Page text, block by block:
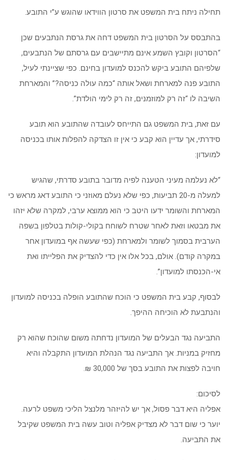
תחילה ניתח בית המשפט את סרטון הווידאו שהוגש ע”י התובע.
בהתבסס על הסרטון בית המשפט דחה את גרסת הנתבעים שכן
“הסרטון וקובץ השמע אינם מתיישבים עם גרסתם של הנתבעים,
שלפיהם התובע ביקש להכנס למועדון בחינם. כפי שציינתי לעיל,
התובע פנה למארחת ושאל אותה “כמה עולה כניסה?” והמארחת
השיבה לו “זה רק למוזמנים, זה רק לימי הולדת”.
עם זאת, בית המשפט גם התייחס לעובדה שהתובע הוא תובע
סידרתי, אך עדיין הוא קבע כי אין זו הצדקה להפלות אותו בכניסה
למועדון:
“לא נעלמה מעיני הטענה לפיה מדובר בתובע סדרתי, שהגיש
למעלה מ-20 תביעות, כפי שלא נעלם מאוזני כי התובע דאג מראש כי
המארחת והשומר ידעו היטב כי הוא ממוצא ערבי, למקרה שלא יזהו
את מבטאו וזאת לאחר שטרח לשוחח בקולי-קולות בטלפון בשפה
הערבית בסמוך לשומר ולמארחת (כפי שעשה אף במועדון אחר
במקרה קודם). אולם, בכל אלו אין כדי להצדיק את הפלייתו ואת
אי-הכנסתו למועדון”.
לבסוף, קבע בית המשפט כי הוכח שהתובע הופלה בכניסה למועדון
והנתבעת לא הוכיחה ההיפך.
התביעה נגד הבעלים של המועדון נדחתה משום שהוכח שהוא רק
מחזיק במניות. אך התביעה נגד הנהלת המועדון התקבלה והיא
חויבה לפצות את התובע בסך של 30,000 ₪.
לסיכום:
אפליה היא דבר פסול, אך יש להיזהר מלנצל הליכי משפט לרעה.
יוער כי שום דבר לא מצדיק אפליה וטוב עשה בית המשפט שקיבל
את התביעה.